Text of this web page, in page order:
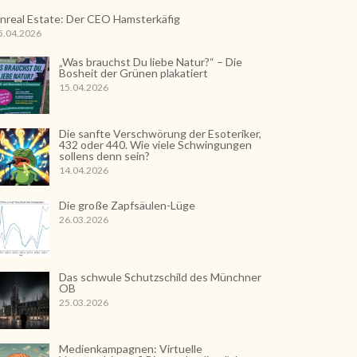
Estate: Der CEO Hamsterkäfig
„Was brauchst Du liebe Natur?“ – Die
Bosheit der Grünen plakatiert
15.04.2026
Die sanfte Verschwörung der Esoteriker,
432 oder 440. Wie viele Schwingungen
sollens denn sein?
14.04.2026
Die große Zapfsäulen-Lüge
26.03.2026
Das schwule Schutzschild des Münchner
OB
25.03.2026
Medienkampagnen: Virtuelle